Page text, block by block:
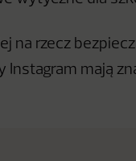
na rzecz
mają